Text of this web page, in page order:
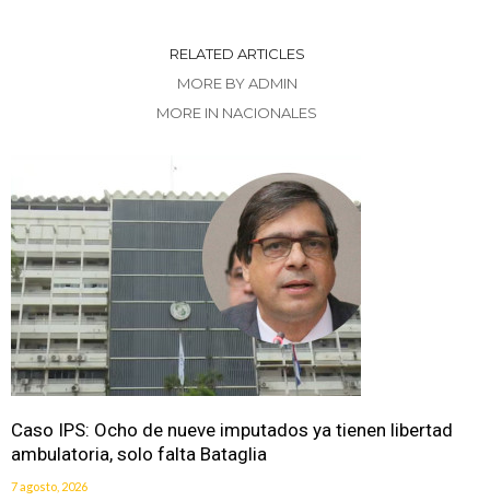
RELATED ARTICLES
MORE BY ADMIN
MORE IN NACIONALES
Caso IPS: Ocho de nueve imputados ya tienen libertad
ambulatoria, solo falta Bataglia
7 agosto, 2026